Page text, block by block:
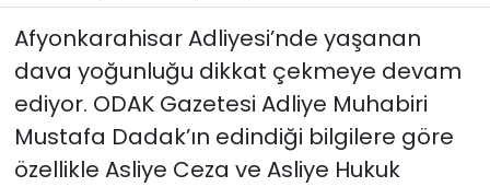
Afyonkarahisar Adliyesi’nde yaşanan
dava yoğunluğu dikkat çekmeye devam
ediyor. ODAK Gazetesi Adliye Muhabiri
Mustafa Dadak’ın edindiği bilgilere göre
özellikle Asliye Ceza ve Asliye Hukuk